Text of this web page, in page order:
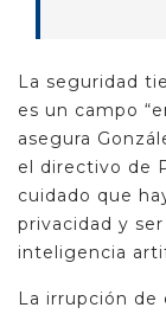
La seguridad
es un campo
asegura
el directivo de
cuidado que
privacidad y
inteligencia
La irrupción